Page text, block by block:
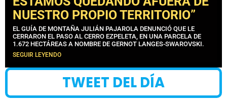
NUESTRO PROPIO TERRITORIO”
EL GUÍA DE MONTAÑA JULIÁN PAJAROLA DENUNCIÓ QUE LE
CERRARON EL PASO AL CERRO EZPELETA, EN UNA PARCELA DE
1.672 HECTÁREAS A NOMBRE DE GERNOT LANGES-SWAROVSKI.
SEGUIR LEYENDO
TWEET DEL DÍA